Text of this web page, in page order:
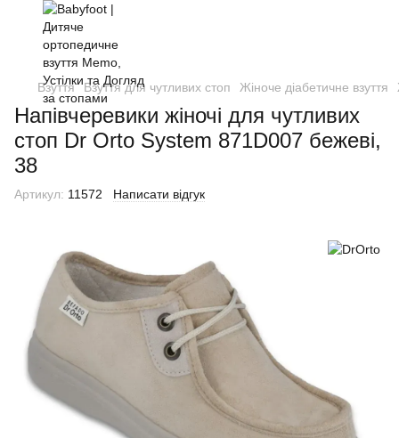
Взуття Взуття для чутливих стоп Жіноче діабетичне взуття
Напівчеревики жіночі для чутливих
стоп Dr Orto System 871D007 бежеві,
38
Артикул: 11572 Написати відгук